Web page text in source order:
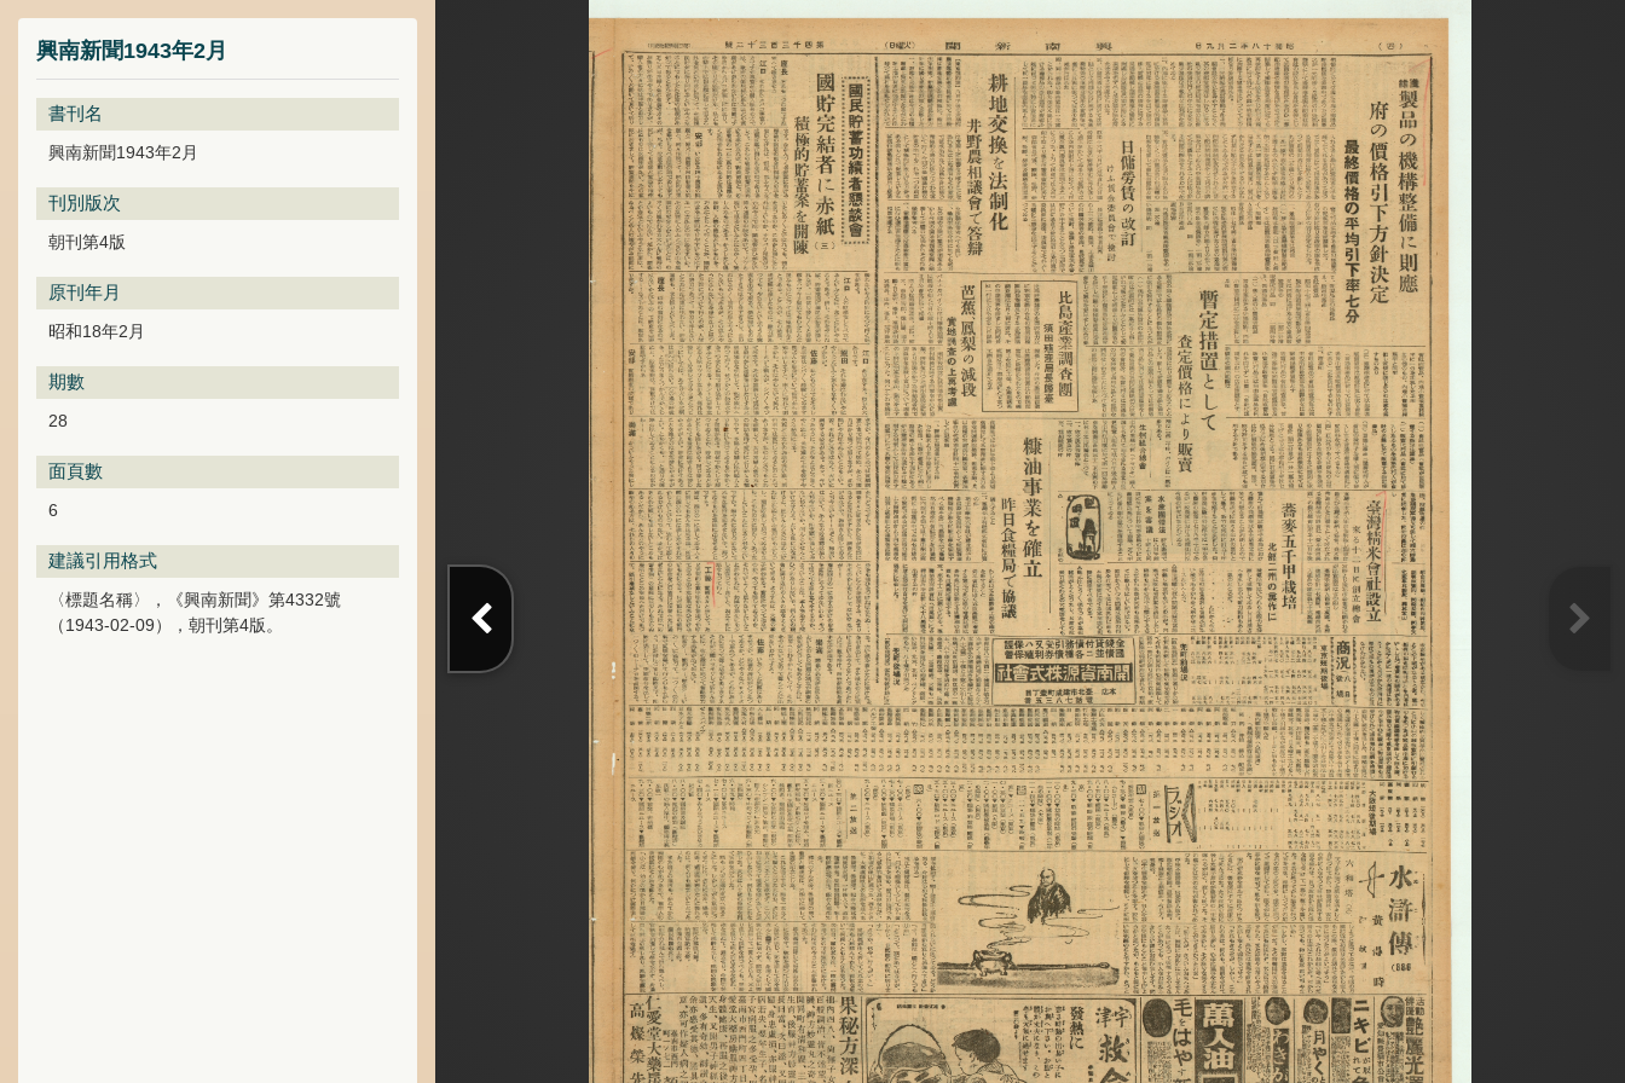
興南新聞1943年2月
書刊名
興南新聞1943年2月
刊別版次
朝刊第4版
原刊年月
昭和18年2月
期數
28
面頁數
6
建議引用格式
〈標題名稱〉，《興南新聞》第4332號
（1943-02-09），朝刊第4版。